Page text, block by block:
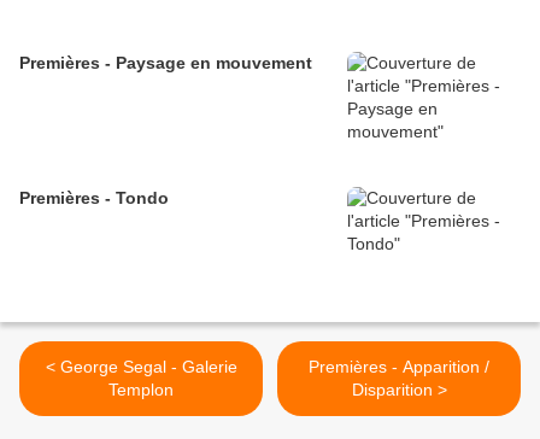
Premières - Paysage en mouvement
Premières - Tondo
< George Segal - Galerie
Templon
Premières - Apparition /
Disparition >